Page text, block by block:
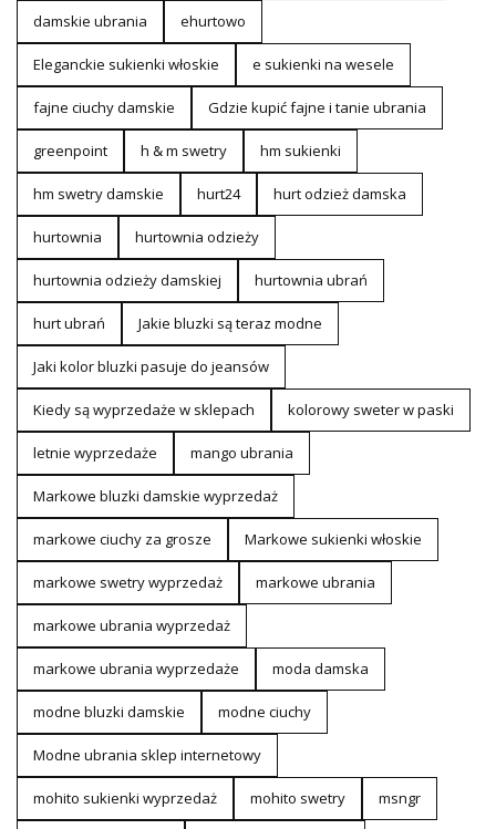
damskie ubrania ehurtowo
Eleganckie sukienki włoskie e sukienki na wesele
fajne ciuchy damskie Gdzie kupić fajne i tanie ubrania
greenpoint h & m swetry hm sukienki
hm swetry damskie hurt24 hurt odzież damska
hurtownia hurtownia odzieży
hurtownia odzieży damskiej hurtownia ubrań
hurt ubrań Jakie bluzki są teraz modne
Jaki kolor bluzki pasuje do jeansów
Kiedy są wyprzedaże w sklepach kolorowy sweter w paski
letnie wyprzedaże mango ubrania
Markowe bluzki damskie wyprzedaż
markowe ciuchy za grosze Markowe sukienki włoskie
markowe swetry wyprzedaż markowe ubrania
markowe ubrania wyprzedaż
markowe ubrania wyprzedaże moda damska
modne bluzki damskie modne ciuchy
Modne ubrania sklep internetowy
mohito sukienki wyprzedaż mohito swetry msngr